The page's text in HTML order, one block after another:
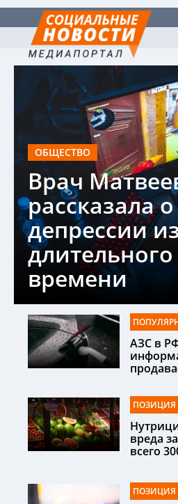
ОБЩЕСТВО
Врач
рассказала
депрессии
времени
АЗС в
ПОЗИЦИЯ
вреда
всего
ПОЗИЦИЯ